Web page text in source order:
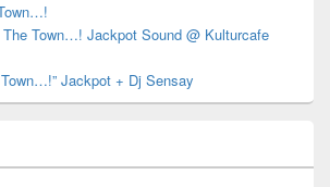
The Town…! Jackpot Sound @ Kulturcafe
Jackpot + Dj Sensay